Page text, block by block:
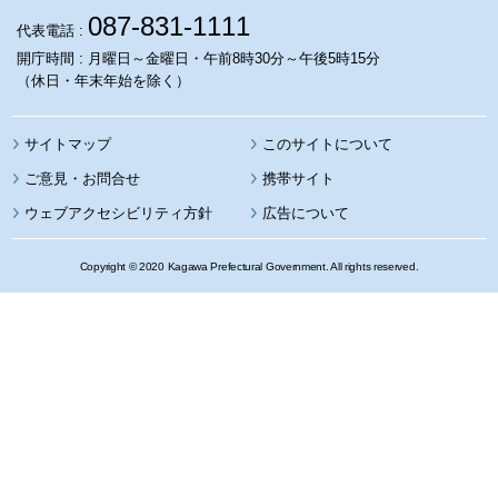
代表電話 : 087-831-1111
開庁時間 : 月曜日～金曜日・午前8時30分～午後5時15分
（休日・年末年始を除く）
サイトマップ このサイトについて
携帯サイト
ウェブアクセシビリティ方針 広告について
Copyright © 2020 Kagawa Prefectural Government. All rights reserved.